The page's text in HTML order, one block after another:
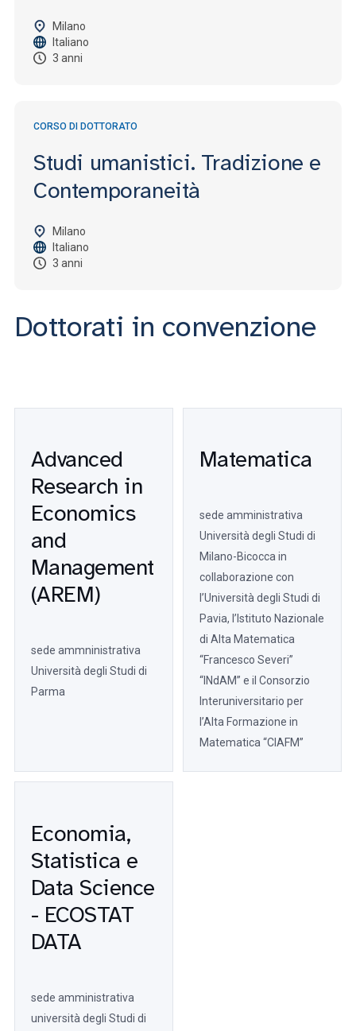
Milano
Italiano
3 anni
CORSO DI DOTTORATO
Studi umanistici. Tradizione e
Contemporaneità
Milano
Italiano
3 anni
Dottorati in convenzione
Advanced
Research in
Economics
and
Management
(AREM)
sede ammninistrativa
Università degli Studi di
Parma
Matematica
sede amministrativa
Università degli Studi di
Milano-Bicocca in
collaborazione con
l’Università degli Studi di
Pavia, l’Istituto Nazionale
di Alta Matematica
“Francesco Severi”
“INdAM” e il Consorzio
Interuniversitario per
l’Alta Formazione in
Matematica “CIAFM”
Economia,
Statistica e
Data Science
- ECOSTAT
DATA
sede amministrativa
università degli Studi di